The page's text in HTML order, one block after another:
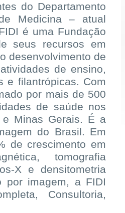
do Departamento
Medicina – atual
é uma Fundação
seus recursos em
desenvolvimento de
de ensino,
e filantrópicas. Com
por mais de 500
de saúde nos
Minas Gerais. É a
do Brasil. Em
de crescimento em
tomografia
X e densitometria
por imagem, a FIDI
Consultoria,